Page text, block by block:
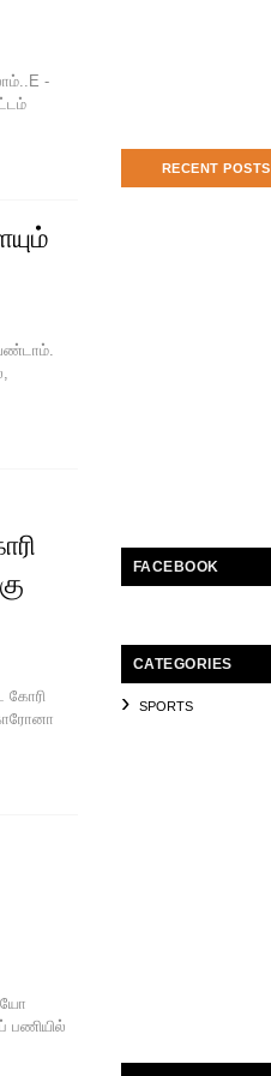
-
பணியில்
RECENT POSTS
FACEBOOK
CATEGORIES
SPORTS